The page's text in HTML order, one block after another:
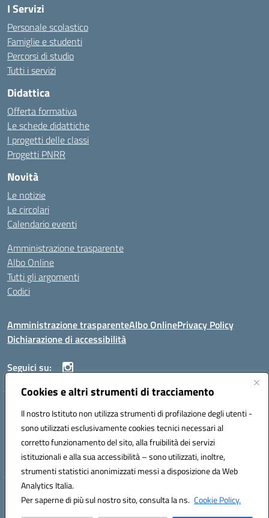
Cookies e altri strumenti di tracciamento
Il nostro Istituto non utilizza strumenti di profilazione degli utenti -
sono utilizzati esclusivamente cookies tecnici necessari al
corretto funzionamento del sito, alla fruibilità dei servizi
istituzionali e alla sua accessibilità – sono utilizzati, inoltre,
strumenti statistici anonimizzati messi a disposizione da Web
Analytics Italia.
Per saperne di più sul nostro sito, consulta la ns. Cookie Policy.
I Servizi
Personale scolastico
Famiglie e studenti
Percorsi di studio
Tutti i servizi
Didattica
Offerta formativa
Le schede didattiche
I progetti delle classi
Progetti PNRR
Novità
Le notizie
Le circolari
Calendario eventi
Amministrazione trasparente
Albo Online
Tutti gli argomenti
Codici
Amministrazione trasparenteAlbo OnlinePrivacy Policy
Dichiarazione di accessibilità
Seguici su:
ISTITUTO ISTRUZIONE SUPERIORE ANGELO ROTH
Codice fiscale: 80004310902 Codice meccanografico: SSIS019006
Telefono: 079951627
Mail: SSIS019006@istruzione.it PEC: SSIS019006@pec.istruzione.it
Hosting & Powered by 3D Solution S.r.l.
Concept & Design by Designers Italia